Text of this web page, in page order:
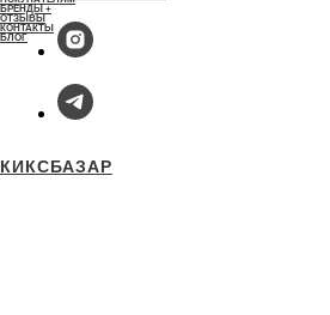
БРЕНДЫ +
ОТЗЫВЫ
КОНТАКТЫ
БЛОГ
КИКСБАЗАР